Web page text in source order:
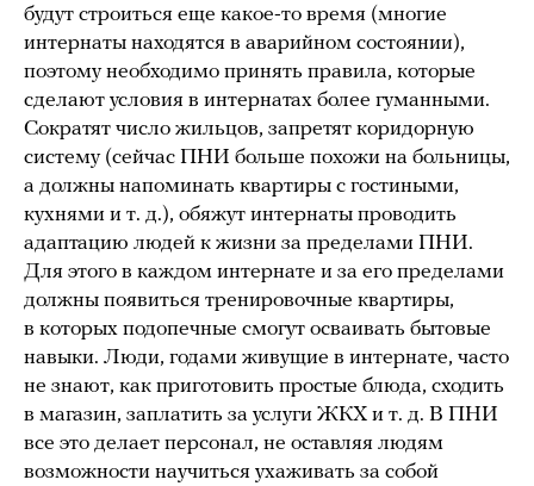
будут строиться еще какое-то время (многие
интернаты находятся в аварийном состоянии),
поэтому необходимо принять правила, которые
сделают условия в интернатах более гуманными.
Сократят число жильцов, запретят коридорную
систему (сейчас ПНИ больше похожи на больницы,
а должны напоминать квартиры с гостиными,
кухнями и т. д.), обяжут интернаты проводить
адаптацию людей к жизни за пределами ПНИ.
Для этого в каждом интернате и за его пределами
должны появиться тренировочные квартиры,
в которых подопечные смогут осваивать бытовые
навыки. Люди, годами живущие в интернате, часто
не знают, как приготовить простые блюда, сходить
в магазин, заплатить за услуги ЖКХ и т. д. В ПНИ
все это делает персонал, не оставляя людям
возможности научиться ухаживать за собой